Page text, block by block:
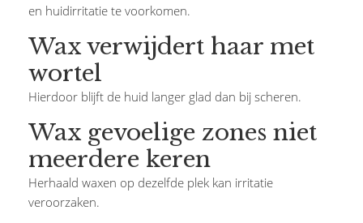
en huidirritatie te voorkomen.
Wax verwijdert haar met
wortel
Hierdoor blijft de huid langer glad dan bij scheren.
Wax gevoelige zones niet
meerdere keren
Herhaald waxen op dezelfde plek kan irritatie
veroorzaken.